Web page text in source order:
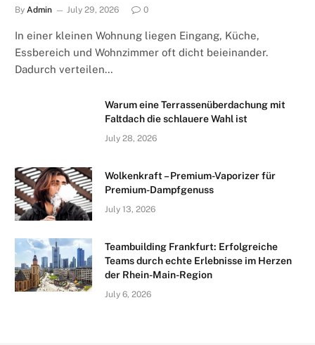
By Admin July 29, 2026 0
In einer kleinen Wohnung liegen Eingang, Küche,
Essbereich und Wohnzimmer oft dicht beieinander.
Dadurch verteilen…
Warum eine Terrassenüberdachung mit
Faltdach die schlauere Wahl ist
July 28, 2026
Wolkenkraft – Premium-Vaporizer für
Premium-Dampfgenuss
July 13, 2026
Teambuilding Frankfurt: Erfolgreiche
Teams durch echte Erlebnisse im Herzen
der Rhein-Main-Region
July 6, 2026